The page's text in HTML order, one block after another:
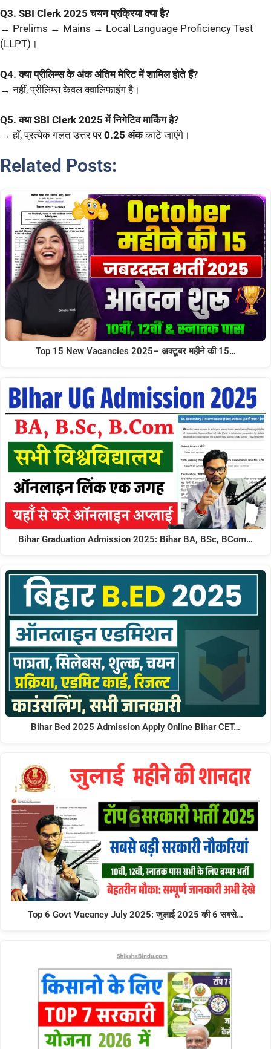
Q3. SBI Clerk 2025 चयन प्रक्रिया क्या है?
→ Prelims → Mains → Local Language Proficiency Test
(LLPT)।
Q4. क्या प्रीलिम्स के अंक अंतिम मेरिट में शामिल होते हैं?
→ नहीं, प्रीलिम्स केवल क्वालिफाइंग है।
Q5. क्या SBI Clerk 2025 में निगेटिव मार्किंग है?
→ हाँ, प्रत्येक गलत उत्तर पर0.25 अंककाटे जाएंगे।
Related Posts:
Top 15 New Vacancies 2025– अक्टूबर महीने की 15…
Bihar Graduation Admission 2025: Bihar BA, BSc, BCom…
Bihar Bed 2025 Admission Apply Online Bihar CET…
Top 6 Govt Vacancy July 2025: जुलाई 2025 की 6 सबसे…